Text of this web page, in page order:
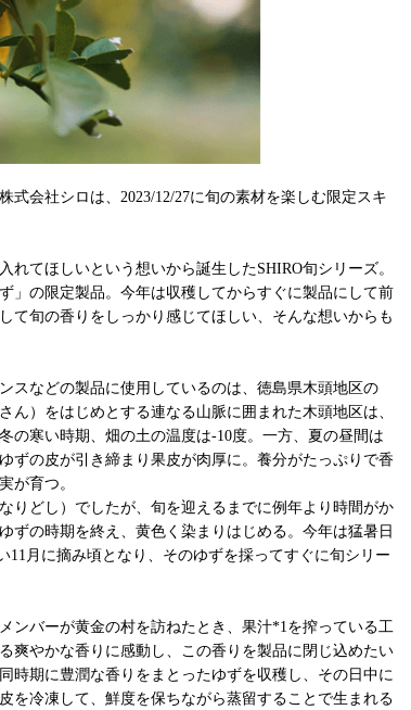
式会社シロは、2023/12/27に旬の素材を楽しむ限定スキ
てほしいという想いから誕生したSHIRO旬シリーズ。
」の限定製品。今年は収穫してからすぐに製品にして前
て旬の香りをしっかり感じてほしい、そんな想いからも
スなどの製品に使用しているのは、徳島県木頭地区の
ん）をはじめとする連なる山脈に囲まれた木頭地区は、
の寒い時期、畑の土の温度は-10度。一方、夏の昼間は
ずの皮が引き締まり果皮が肉厚に。養分がたっぷりで香
が育つ。
りどし）でしたが、旬を迎えるまでに例年より時間がか
ずの時期を終え、黄色く染まりはじめる。今年は猛暑日
月に摘み頃となり、そのゆずを採ってすぐに旬シリー
ンバーが黄金の村を訪ねたとき、果汁*1を搾っている工
爽やかな香りに感動し、この香りを製品に閉じ込めたい
時期に豊潤な香りをまとったゆずを収穫し、その日中に
を冷凍して、鮮度を保ちながら蒸留することで生まれる